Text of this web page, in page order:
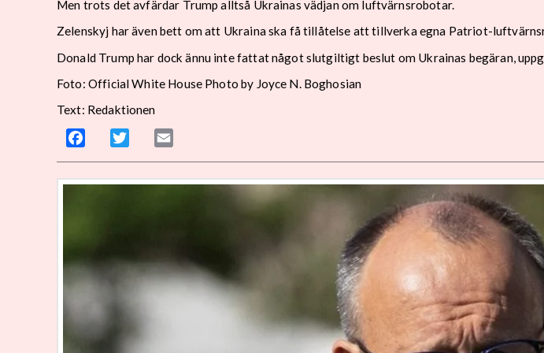
Men trots det avfärdar Trump alltså Ukrainas vädjan om luftvärnsrobotar.
Zelenskyj har även bett om att Ukraina ska få tillåtelse att tillverka egna Patriot-
Donald Trump har dock ännu inte fattat något slutgiltigt beslut om Ukrainas begäran,
Foto: Official White House Photo by Joyce N. Boghosian
Text: Redaktionen
Facebook Twitter